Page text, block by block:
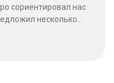
сориентировал нас
несколько
работы на